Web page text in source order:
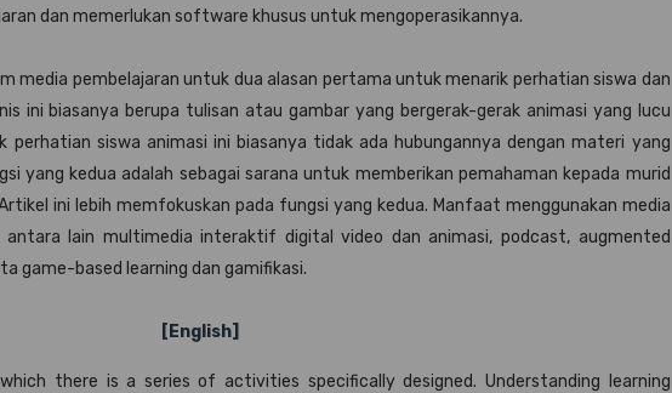
dan memerlukan software khusus untuk mengoperasikannya.
media pembelajaran untuk dua alasan pertama untuk menarik perhatian siswa dan
ini biasanya berupa tulisan atau gambar yang bergerak-gerak animasi yang lucu
perhatian siswa animasi ini biasanya tidak ada hubungannya dengan materi yang
yang kedua adalah sebagai sarana untuk memberikan pemahaman kepada murid
ini lebih memfokuskan pada fungsi yang kedua. Manfaat menggunakan media
antara lain multimedia interaktif digital video dan animasi, podcast, augmented
game-based learning dan gamifikasi.
[English]
there is a series of activities specifically designed. Understanding learning